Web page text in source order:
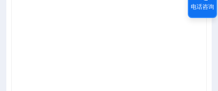
电话咨询